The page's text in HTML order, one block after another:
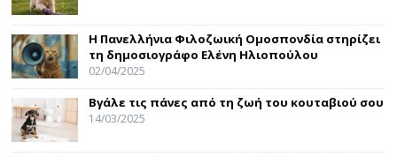
Η Πανελλήνια Φιλοζωική Ομοσπονδία στηρίζει
τη δημοσιογράφο Ελένη Ηλιοπούλου
02/04/2025
Βγάλε τις πάνες από τη ζωή του κουταβιού σου
14/03/2025